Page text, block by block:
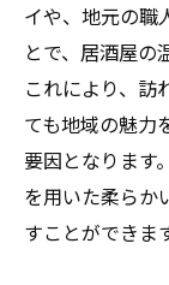
イや、地元の職
とで、居酒屋の
これにより、訪
ても地域の魅力
要因となります
を用いた柔らか
すことができま